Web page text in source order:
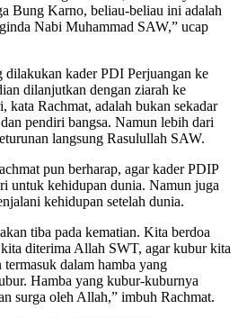
Bung Karno, beliau-beliau ini adalah
Nabi Muhammad SAW,” ucap
dilakukan kader PDI Perjuangan ke
dilanjutkan dengan ziarah ke
Rachmat, adalah bukan sekadar
pendiri bangsa. Namun lebih dari
langsung Rasulullah SAW.
pun berharap, agar kader PDIP
untuk kehidupan dunia. Namun juga
kehidupan setelah dunia.
tiba pada kematian. Kita berdoa
diterima Allah SWT, agar kubur kita
dalam hamba yang
Hamba yang kubur-kuburnya
surga oleh Allah,” imbuh Rachmat.